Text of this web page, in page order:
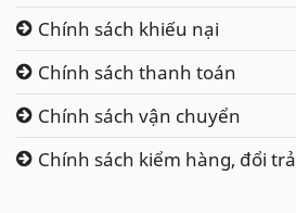
Chính sách khiếu nại
Chính sách thanh toán
Chính sách vận chuyển
Chính sách kiểm hàng, đổi trả